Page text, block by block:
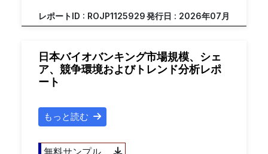
レポートID : ROJP1125929発行日 : 2026年07月
日本バイオバンキング市場規模、シェ
ア、競争環境およびトレンド分析レポ
ート
もっと読む